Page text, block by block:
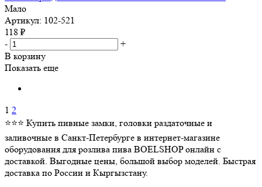
Мало
Артикул: 102-521
118 ₽
-
+
В корзину
Показать еще
1 2
⭐⭐⭐ Купить пивные замки, головки раздаточные и
заливочные в Санкт-Петербурге в интернет-магазине
оборудования для розлива пива BOELSHOP онлайн с
доставкой. Выгодные цены, большой выбор моделей. Быстрая
доставка по России и Кыргызстану.